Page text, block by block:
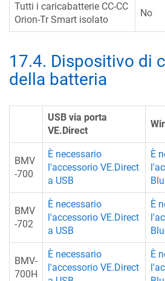
Tutti i caricabatterie CC-CC
Orion-Tr Smart isolato
No
17.4. Dispositivo di
della batteria
USB via porta
VE.Direct
BMV
-700
È necessario
l'accessorio VE.Direct
a USB
È
BMV
-702
È necessario
l'accessorio VE.Direct
a USB
È
BMV-
700H
È necessario
l'accessorio VE.Direct
È